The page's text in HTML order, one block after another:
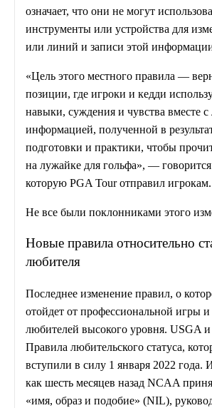
означает, что они не могут
инструменты или устройства для
или линий и записи этой
«Цель этого местного правила —
позиции, где игроки и кедди
навыки, суждения и чувства вместе
информацией, полученной в
подготовки и практики, чтобы
на лужайке для гольфа», —
которую PGA Tour отправил игрокам.
Не все были поклонниками этого
Новые правила относительно
любителя
Последнее изменение правил, о
отойдет от профессиональной игры и
любителей высокого уровня. USGA
Правила любительского статуса,
вступили в силу 1 января 2022 года.
как шесть месяцев назад NCAA
«имя, образ и подобие» (NIL),